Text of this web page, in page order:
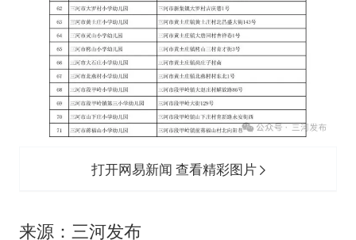
打开网易新闻 查看精彩图片
来源：三河发布